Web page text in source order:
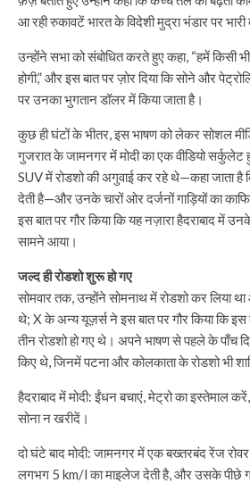
आ रही रुकावटें भारत के विदेशी मुद्रा भंडार पर भारी
उन्होंने सभा को संबोधित करते हुए कहा, “हमें किसी
होगी,” और इस बात पर ज़ोर दिया कि सोने और
पर उनका भुगतान डॉलर में किया जाता है।
कुछ ही घंटों के भीतर, इस भाषण को लेकर सोशल
गुजरात के जामनगर में मोदी का एक वीडियो
SUV में रोडशो की अगुवाई कर रहे थे—कहा जाता
देती है—और उनके चारों ओर दर्जनों गाड़ियों का
इस बात पर गौर किया कि यह नज़ारा हैदराबाद में
सामने आया।
जल्द ही रोडशो शुरू हो गए
सोमवार तक, उन्होंने सोमनाथ में रोडशो कर लिया
थे; X के अन्य यूज़र्स ने इस बात पर गौर किया कि
तीन रोडशो हो गए थे। अपने भाषण से पहले के पाँच
किए थे, जिनमें पटना और कोलकाता के रोडशो भी
हैदराबाद में मोदी: ईंधन बचाएं, मेट्रो का इस्तेमाल
सोना न खरीदें।
दो घंटे बाद मोदी: जामनगर में एक बख्तरबंद रेंज
लगभग 5 km/l का माइलेज देती है, और उसके पीछे